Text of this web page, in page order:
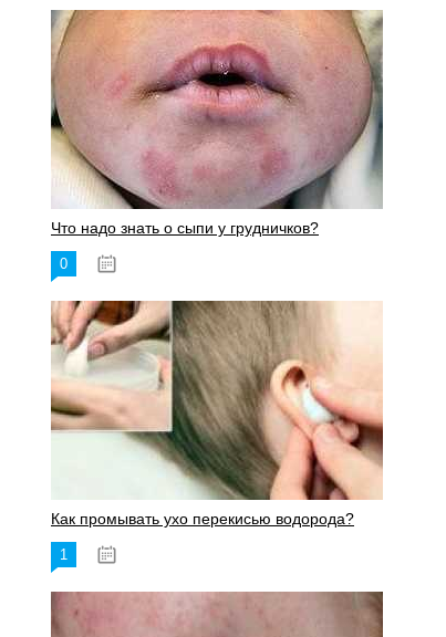
Что надо знать о сыпи у грудничков?
0
Как промывать ухо перекисью водорода?
1